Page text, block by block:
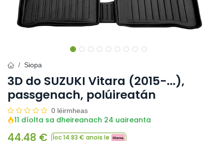
Siopa
3D do SUZUKI Vitara (2015-...),
passgenach, polúireatán
0 léirmheas
11 díolta sa dheireanach 24 uaireanta
44.48 € Íoc14.83 € anois le